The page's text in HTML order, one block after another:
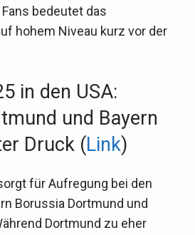
bedeutet das
hohem Niveau kurz vor der
in den USA:
und Bayern
Druck (Link)
für Aufregung bei den
Borussia Dortmund und
Dortmund zu eher